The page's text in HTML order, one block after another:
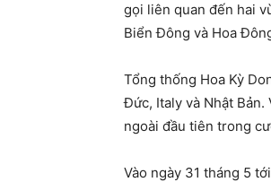
gọi liên quan đến hai
Biển Đông và Hoa
Tổng thống Hoa Kỳ
Đức, Italy và Nhật
ngoài đầu tiên trong
Vào ngày 31 tháng 5